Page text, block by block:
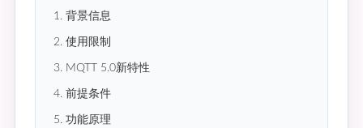
1. 背景信息
2. 使用限制
3. MQTT 5.0新特性
4. 前提条件
5. 功能原理